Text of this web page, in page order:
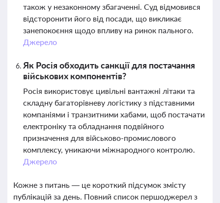
також у незаконному збагаченні. Суд відмовився
відсторонити його від посади, що викликає
занепокоєння щодо впливу на ринок пального.
Джерело
Як Росія обходить санкції для постачання
військових компонентів?
Росія використовує цивільні вантажні літаки та
складну багаторівневу логістику з підставними
компаніями і транзитними хабами, щоб постачати
електроніку та обладнання подвійного
призначення для військово-промислового
комплексу, уникаючи міжнародного контролю.
Джерело
Кожне з питань — це короткий підсумок змісту
публікацій за день. Повний список першоджерел з